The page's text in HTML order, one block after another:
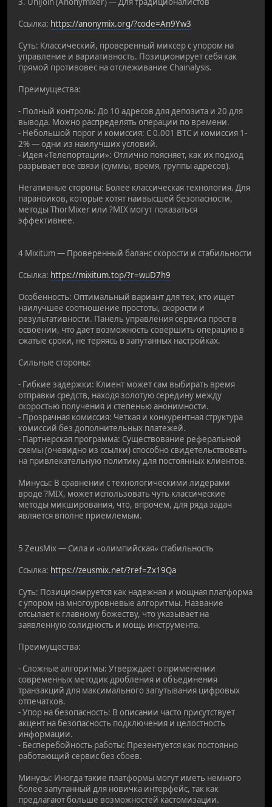
Ссылка: https://anonymix.org/?code=An9Yw3
Суть: Классический, проверенный миксер с упором на
управление и вариативность. Позиционирует себя как
прямой противовес на отслеживание Chainalysis.
Преимущества:
- Полный контроль: До 10 адресов для депозита и 20 для
вывода. Можно распределять операции по времени.
- Небольшой порог и комиссия: С 0.001 BTC и комиссия 1-
2% — одни из наилучших условий.
- Идея «Телепортации»: Отлично поясняет, как их подход
разрывает все связи (суммы, время, группы адресов).
Негативные стороны: Более классическая технология. Для
параноиков, которые хотят наивысшей безопасности,
методы ThorMixer или ?MIX могут показаться
эффективнее.
4 Mixitum — Проверенный баланс скорости и стабильности
Ссылка: https://mixitum.top/?r=wuD7h9
Особенность: Оптимальный вариант для тех, кто ищет
наилучшее соотношение простоты, скорости и
результативности. Панель управления сервиса прост в
освоении, что дает возможность совершить операцию в
сжатые сроки, не теряясь в запутанных настройках.
Сильные стороны:
- Гибкие задержки: Клиент может сам выбирать время
отправки средств, находя золотую середину между
скоростью получения и степенью анонимности.
- Прозрачная комиссия: Четкая и конкурентная структура
комиссий без дополнительных платежей.
- Партнерская программа: Существование реферальной
схемы (очевидно из ссылки) способно свидетельствовать
на привлекательную политику для постоянных клиентов.
Минусы: В сравнении с технологическими лидерами
вроде ?MIX, может использовать чуть классические
методы микширования, что, впрочем, для ряда задач
является вполне приемлемым.
5 ZeusMix — Сила и «олимпийская» стабильность
Ссылка: https://zeusmix.net/?ref=Zx19Qa
Суть: Позиционируется как надежная и мощная платформа
с упором на многоуровневые алгоритмы. Название
отсылает к главному божеству, что указывает на
заявленную солидность и мощь инструмента.
Преимущества:
- Сложные алгоритмы: Утверждает о применении
современных методик дробления и объединения
транзакций для максимального запутывания цифровых
отпечатков.
- Упор на безопасность: В описании часто присутствует
акцент на безопасность подключения и целостность
информации.
- Бесперебойность работы: Презентуется как постоянно
работающий сервис без сбоев.
Минусы: Иногда такие платформы могут иметь немного
более запутанный для новичка интерфейс, так как
предлагают больше возможностей кастомизации.